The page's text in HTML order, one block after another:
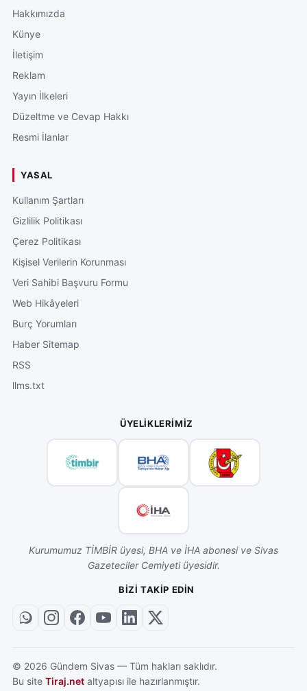
Hakkımızda
Künye
İletişim
Reklam
Yayın İlkeleri
Düzeltme ve Cevap Hakkı
Resmi İlanlar
YASAL
Kullanım Şartları
Gizlilik Politikası
Çerez Politikası
Kişisel Verilerin Korunması
Veri Sahibi Başvuru Formu
Web Hikâyeleri
Burç Yorumları
Haber Sitemap
RSS
llms.txt
ÜYELIKLERIMIZ
Kurumumuz TİMBİR üyesi, BHA ve İHA abonesi ve Sivas
Gazeteciler Cemiyeti üyesidir.
BIZI TAKIP EDIN
© 2026 Gündem Sivas — Tüm hakları saklıdır.
Bu site Tiraj.net altyapısı ile hazırlanmıştır.